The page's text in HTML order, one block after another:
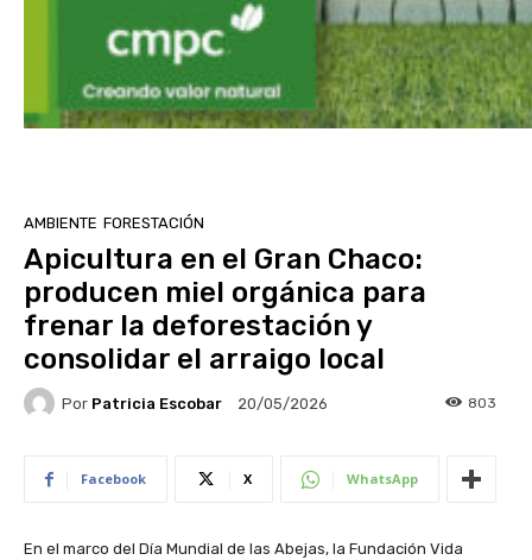
AMBIENTE FORESTACIÓN
Apicultura en el Gran Chaco:
producen miel orgánica para
frenar la deforestación y
consolidar el arraigo local
Por Patricia Escobar 20/05/2026 803
Facebook X WhatsApp
En el marco del Día Mundial de las Abejas, la Fundación Vida